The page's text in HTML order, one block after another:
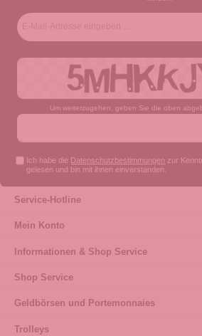
Um weiterzugehen, geben Sie die oben
Ich habe die Datenschutzbestimmungen zur
gelesen und bin mit ihnen einverstanden.
Service-Hotline
Mein Konto
Informationen & Shop Service
Shop Service
Geldbörsen und Portemonnaies
Trolleys